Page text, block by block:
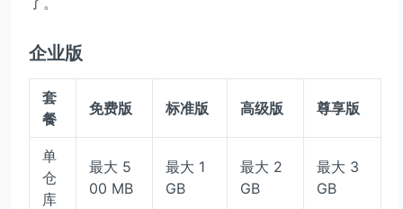
企业版
套
餐
免费版 标准版 高级版 尊享版
单
仓
库
最大 5
00 MB
最大 1
GB
最大 2
GB
最大 3
GB